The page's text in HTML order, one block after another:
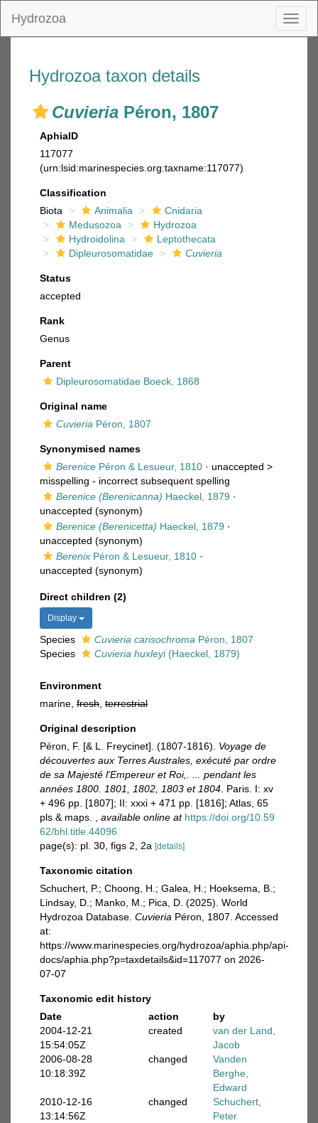
Hydrozoa
Hydrozoa taxon details
Cuvieria Péron, 1807
AphiaID
117077
(urn:lsid:marinespecies.org:taxname:117077)
Classification
Biota
Animalia
Cnidaria
Medusozoa
Hydrozoa
Hydroidolina
Leptothecata
Dipleurosomatidae
Cuvieria
Status
accepted
Rank
Genus
Parent
Dipleurosomatidae Boeck, 1868
Original name
Cuvieria Péron, 1807
Synonymised names
Berenice Péron & Lesueur, 1810 · unaccepted >
misspelling - incorrect subsequent spelling
Berenice (Berenicanna) Haeckel, 1879 ·
unaccepted (synonym)
Berenice (Berenicetta) Haeckel, 1879 ·
unaccepted (synonym)
Berenix Péron & Lesueur, 1810 ·
unaccepted (synonym)
Direct children (2)
Display
Species Cuvieria carisochroma Péron, 1807
Species
Cuvieria huxleyi(Haeckel, 1879)
Environment
marine, fresh terrestrial
Original description
Péron, F. [& L. Freycinet]. (1807-1816). Voyage de
découvertes aux Terres Australes, exécuté par ordre
de sa Majesté l'Empereur et Roi,. ... pendant les
années 1800. 1801, 1802, 1803 et 1804 . Paris. I: xv
+ 496 pp. [1807]; II: xxxi + 471 pp. [1816]; Atlas, 65
pls & maps.
available online at https://doi.org/10.59
62/bhl.title.44096
page(s): pl. 30, figs 2, 2a [details]
Taxonomic citation
Schuchert, P.; Choong, H.; Galea, H.; Hoeksema, B.;
Lindsay, D.; Manko, M.; Pica, D. (2025). World
Hydrozoa Database. Cuvieria Péron, 1807. Accessed
at:
https://www.marinespecies.org/hydrozoa/aphia.php/api-
docs/aphia.php?p=taxdetails&id=117077 on 2026-
07-07
Taxonomic edit history
Date
action
by
2004-12-21
15:54:05Z
created
van der Land,
Jacob
2006-08-28
10:18:39Z
changed
Vanden
Berghe,
Edward
2010-12-16
13:14:56Z
changed
Schuchert,
Peter